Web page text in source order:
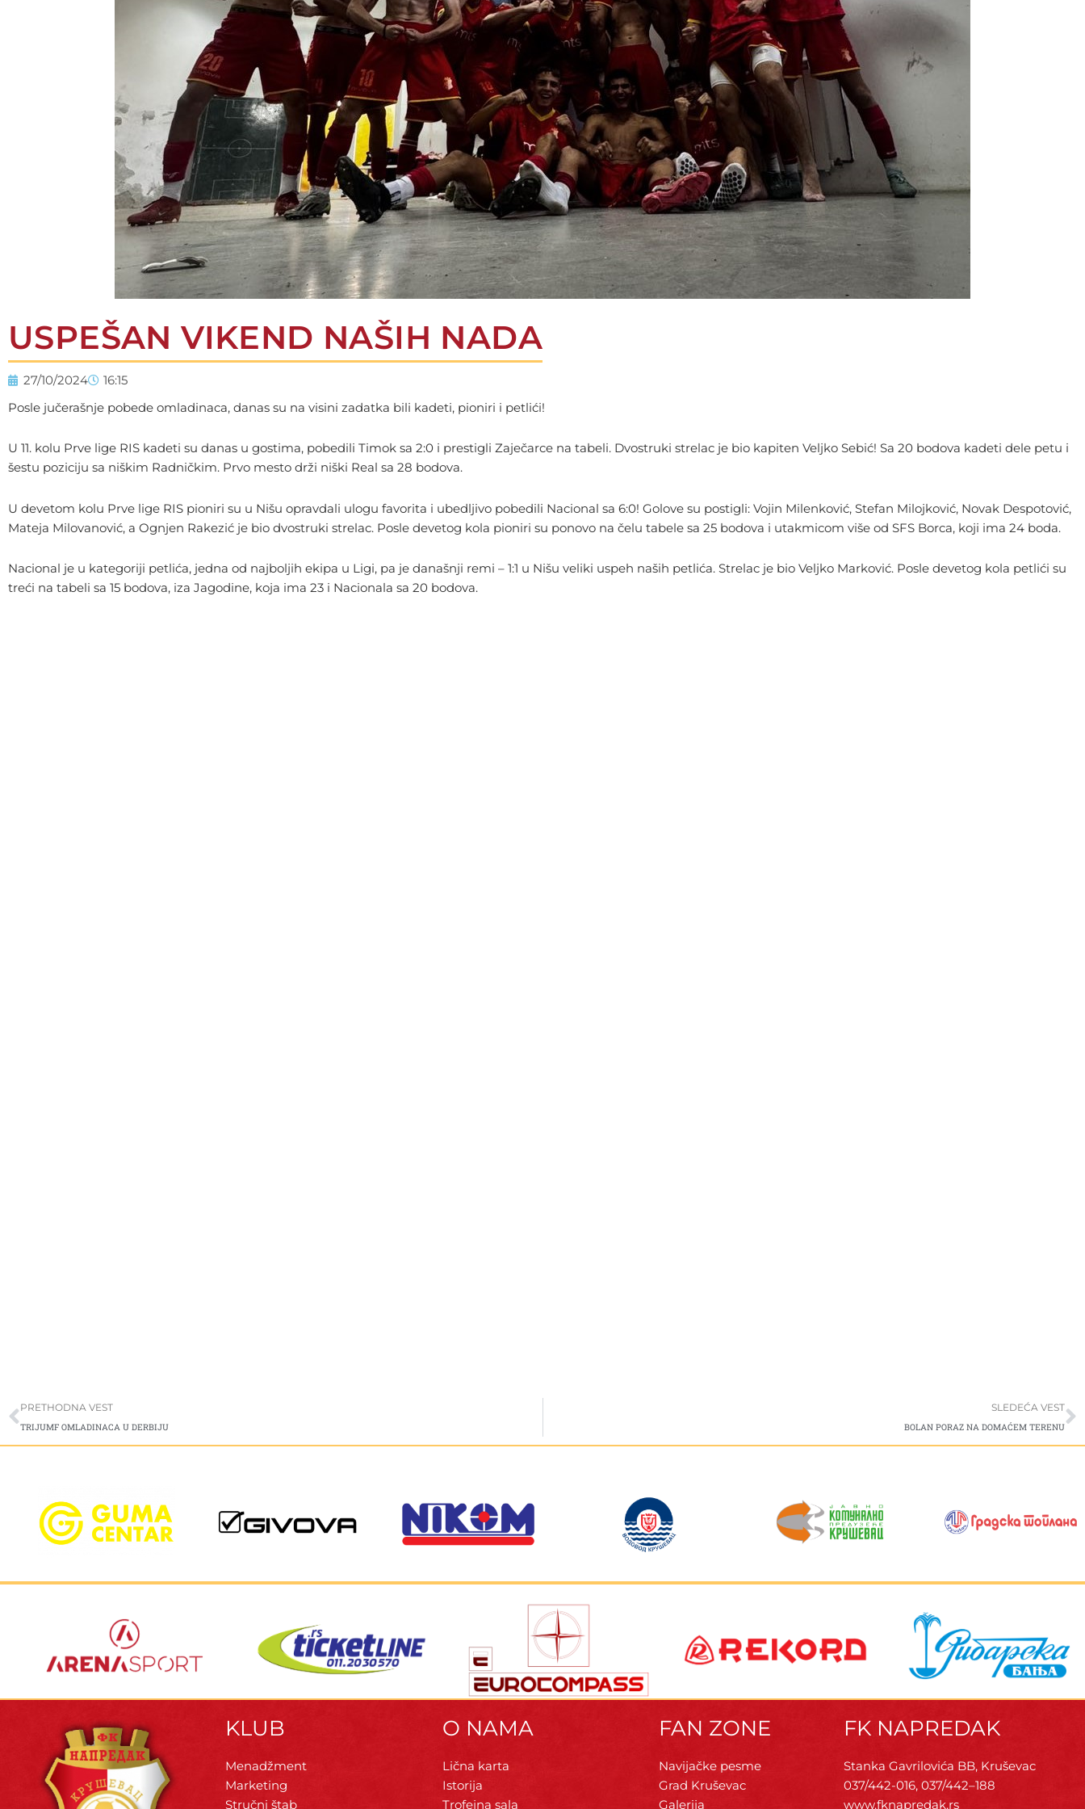
USPEŠAN VIKEND NAŠIH NADA
27/10/2024
16:15
Posle jučerašnje pobede omladinaca, danas su na visini zadatka bili kadeti, pioniri i petlići!
U 11. kolu Prve lige RIS kadeti su danas u gostima, pobedili Timok sa 2:0 i prestigli Zaječarce na tabeli. Dvostruki strelac je bio kapiten Veljko Sebić! Sa 20 bodova kadeti dele petu i
šestu poziciju sa niškim Radničkim. Prvo mesto drži niški Real sa 28 bodova.
U devetom kolu Prve lige RIS pioniri su u Nišu opravdali ulogu favorita i ubedljivo pobedili Nacional sa 6:0! Golove su postigli: Vojin Milenković, Stefan Milojković, Novak Despotović,
Mateja Milovanović, a Ognjen Rakezić je bio dvostruki strelac. Posle devetog kola pioniri su ponovo na čelu tabele sa 25 bodova i utakmicom više od SFS Borca, koji ima 24 boda.
Nacional je u kategoriji petlića, jedna od najboljih ekipa u Ligi, pa je današnji remi – 1:1 u Nišu veliki uspeh naših petlića. Strelac je bio Veljko Marković. Posle devetog kola petlići su
treći na tabeli sa 15 bodova, iza Jagodine, koja ima 23 i Nacionala sa 20 bodova.
Prev
PRETHODNA VEST
TRIJUMF OMLADINACA U DERBIJU
SLEDEĆA VEST
BOLAN PORAZ NA DOMAĆEM TERENU
KLUB
Menadžment
Marketing
Stručni štab
O NAMA
Lična karta
Istorija
Trofejna sala
FAN ZONE
Navijačke pesme
Grad Kruševac
Galerija
FK NAPREDAK
Stanka Gavrilovića BB, Kruševac
037/442-016, 037/442–188
www.fknapredak.rs